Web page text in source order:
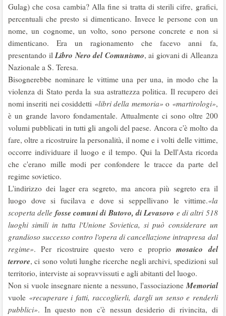
Gulag) che cosa cambia? Alla fine si tratta di sterili cifre, grafici,
percentuali che presto si dimenticano. Invece le persone con un
nome, un cognome, un volto, sono persone concrete e non si
dimenticano. Era un ragionamento che facevo anni fa,
presentando ilLibro Nero del Comunismo, ai giovani di Alleanza
Nazionale a S. Teresa.
Bisognerebbe nominare le vittime una per una, in modo che la
violenza di Stato perda la sua astrattezza politica. Il recupero dei
nomi inseriti nei cosiddetti «libri della memoria» o «martirologi»,
è un grande lavoro fondamentale. Attualmente ci sono oltre 200
volumi pubblicati in tutti gli angoli del paese. Ancora c'è molto da
fare, oltre a ricostruire la personalità, il nome e i volti delle vittime,
occorre individuare il luogo e il tempo. Qui la Dell'Asta ricorda
che c'erano mille modi per confondere le tracce da parte del
regime sovietico.
L'indirizzo dei lager era segreto, ma ancora più segreto era il
luogo dove si fucilava e dove si seppellivano le vittime.«la
scoperta delle fosse comuni di Butovo, di Levasovo e di altri 518
luoghi simili in tutta l'Unione Sovietica, si può considerare un
grandioso successo contro l'opera di cancellazione intrapresa dal
regime». Per ricostruire questo vero e propriomosaico del
terrore, ci sono voluti lunghe ricerche negli archivi, spedizioni sul
territorio, interviste ai sopravvissuti e agli abitanti del luogo.
Non si vuole insegnare niente a nessuno, l'associazioneMemorial
vuole «recuperare i fatti, raccoglierli, dargli un senso e renderli
pubblici». In questo non c'è nessun desiderio di rivincita, di